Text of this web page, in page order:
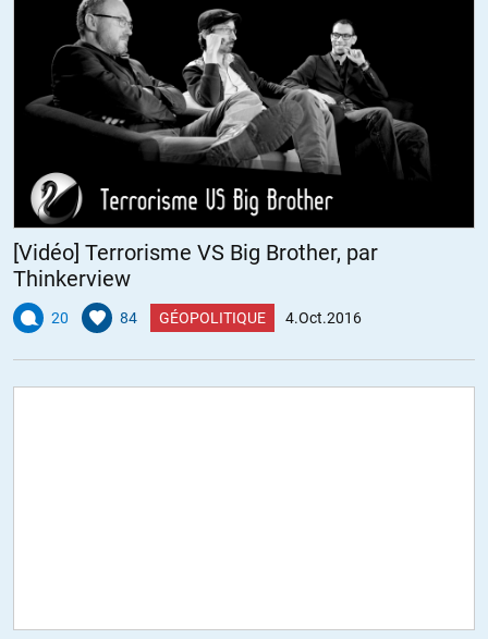
[Vidéo] Terrorisme VS Big Brother, par
Thinkerview
20 84 GÉOPOLITIQUE 4.Oct.2016